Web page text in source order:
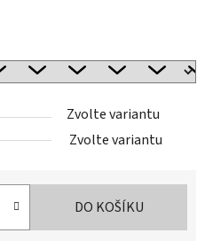
Zvolte variantu
Zvolte variantu
DO KOŠÍKU